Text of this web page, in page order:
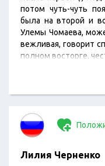
потом чуть-чуть
была на второй и
Улемы Чомаева,
вежливая, говорит
полном восторге,
Лилия Черненко